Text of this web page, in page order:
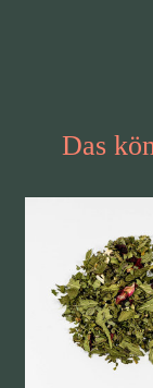
Das
Produkt-